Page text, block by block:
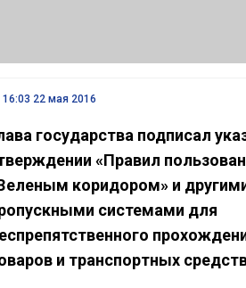
16:03 22 мая 2016
государства подписал
«Правил
коридором» и
системами для
и транспортных